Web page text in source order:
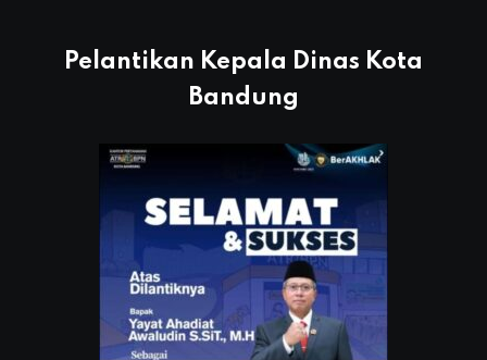
Pelantikan Kepala Dinas Kota
Bandung